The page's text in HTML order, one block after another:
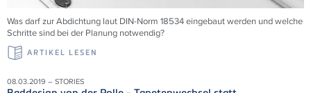
Was darf zur Abdichtung laut DIN-Norm 18534 eingebaut werden und welche
Schritte sind bei der Planung notwendig?
ARTIKEL LESEN
08.03.2019 – STORIES